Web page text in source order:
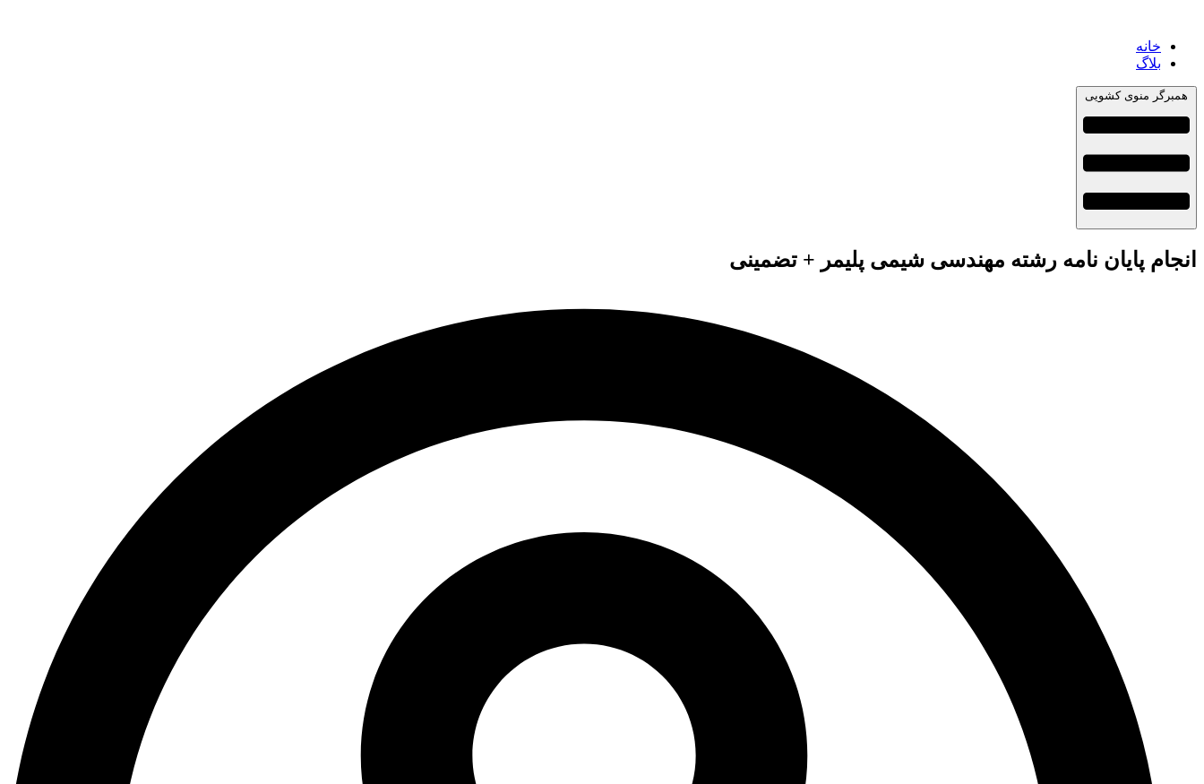
خانه
بلاگ
همبرگر منوی کشویی
انجام پایان نامه رشته مهندسی شیمی پلیمر + تضمینی